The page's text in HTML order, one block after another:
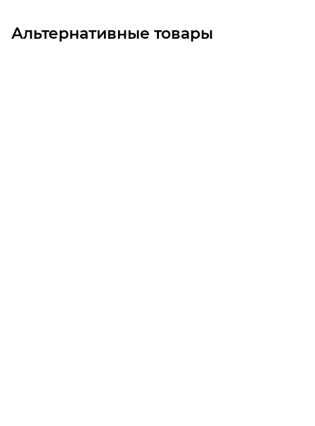
Альтернативные товары